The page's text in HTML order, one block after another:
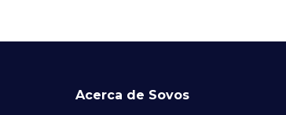
Acerca de Sovos